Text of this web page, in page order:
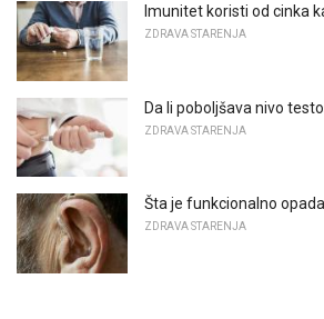
Imunitet koristi od cinka
ZDRAVA STARENJA
Da li poboljšava nivo
ZDRAVA STARENJA
Šta je funkcionalno
ZDRAVA STARENJA